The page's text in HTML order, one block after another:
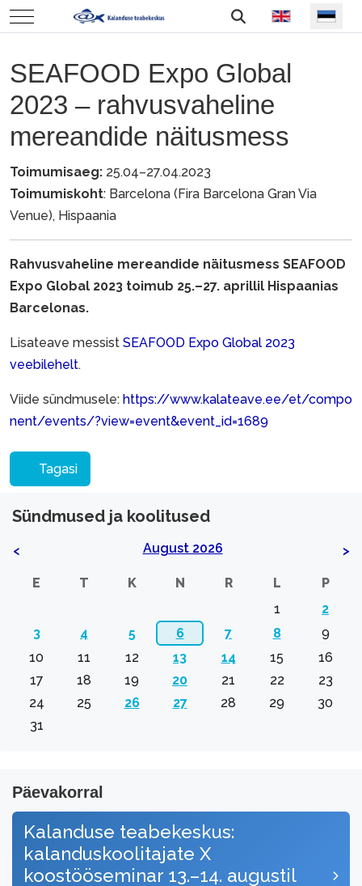
Mobile Menu Toggle Vali keel
SEAFOOD Expo Global
2023 – rahvusvaheline
mereandide näitusmess
Toimumisaeg: 25.04–27.04.2023
Toimumiskoht: Barcelona (Fira Barcelona Gran Via
Venue), Hispaania
Rahvusvaheline mereandide näitusmess SEAFOOD
Expo Global 2023 toimub 25.–27. aprillil Hispaanias
Barcelonas.
Lisateave messist SEAFOOD Expo Global 2023
veebilehelt.
Viide sündmusele: https://www.kalateave.ee/et/compo
nent/events/?view=event&event_id=1689
Tagasi
Sündmused ja koolitused
< August 2026 >
E T K N R L
P
1
2
3
4 5 6 7 8
9
10
11 12 13 14 15
16
17
18 19 20 21 22
23
24
25 26 27 28 29
30
31
Päevakorral
Kalanduse teabekeskus:
kalanduskoolitajate X
koostööseminar 13.–14. augustil